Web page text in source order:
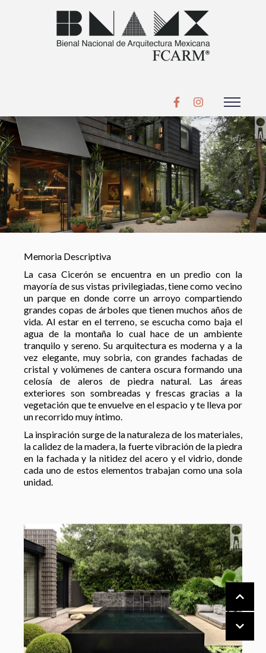
Memoria Descriptiva
La casa Cicerón se encuentra en un predio con la
mayoría de sus vistas privilegiadas, tiene como vecino
un parque en donde corre un arroyo compartiendo
grandes copas de árboles que tienen muchos años de
vida. Al estar en el terreno, se escucha como baja el
agua de la montaña lo cual hace de un ambiente
tranquilo y sereno. Su arquitectura es moderna y a la
vez elegante, muy sobria, con grandes fachadas de
cristal y volúmenes de cantera oscura formando una
celosía de aleros de piedra natural. Las áreas
exteriores son sombreadas y frescas gracias a la
vegetación que te envuelve en el espacio y te lleva por
un recorrido muy íntimo.
La inspiración surge de la naturaleza de los materiales,
la calidez de la madera, la fuerte vibración de la piedra
en la fachada y la nitidez del acero y el vidrio, donde
cada uno de estos elementos trabajan como una sola
unidad.